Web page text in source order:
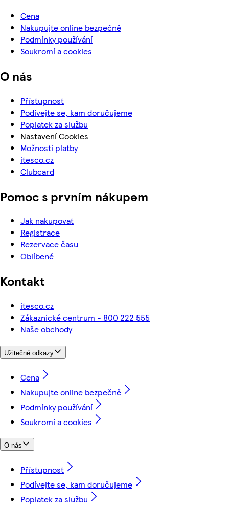
Cena
Nakupujte online bezpečně
Podmínky používání
Soukromí a cookies
O nás
Přístupnost
Podívejte se, kam doručujeme
Poplatek za službu
Nastavení Cookies
Možnosti platby
itesco.cz
Clubcard
Pomoc s prvním nákupem
Jak nakupovat
Registrace
Rezervace času
Oblíbené
Kontakt
itesco.cz
Zákaznické centrum - 800 222 555
Naše obchody
Užitečné odkazy
Cena
Nakupujte online bezpečně
Podmínky používání
Soukromí a cookies
O nás
Přístupnost
Podívejte se, kam doručujeme
Poplatek za službu